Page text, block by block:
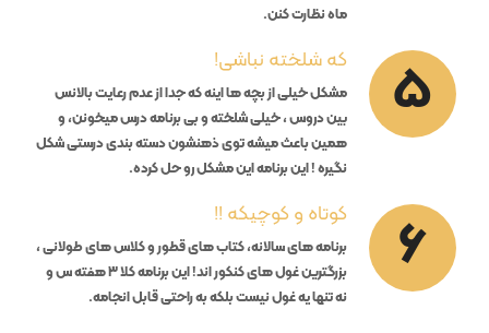
ماه نظارت کنن.
5 که شلخته نباشی!
مشکل خیلی از بچه ها اینه که جدا از عدم رعایت بالانس
بین دروس ،‌ خیلی شلخته و بی برنامه درس میخونن،‌ و
همین باعث میشه توی ذهنشون دسته بندی درستی شکل
نگیره ! این برنامه این مشکل رو حل کرده.
6 کوتاه و کوچیکه !!
برنامه های سالانه، کتاب های قطور و کلاس های طولانی ،
بزرگترین غول های کنکور اند‌! این برنامه کلا ۳ هفته س و
نه تنها یه غول نیست بلکه به راحتی قابل انجامه.